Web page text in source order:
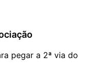
pegar a 2ª via do